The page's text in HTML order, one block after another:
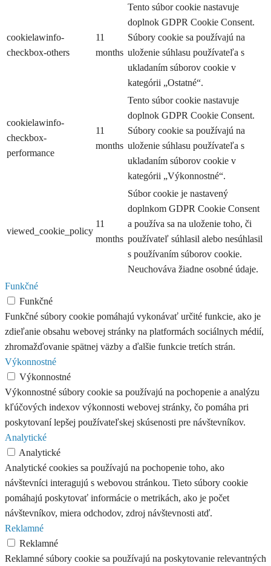
cookielawinfo-
checkbox-others
11
months
Tento súbor cookie nastavuje
doplnok GDPR Cookie Consent.
Súbory cookie sa používajú na
uloženie súhlasu používateľa s
ukladaním súborov cookie v
kategórii „Ostatné“.
cookielawinfo-
checkbox-
performance
11
months
Tento súbor cookie nastavuje
doplnok GDPR Cookie Consent.
Súbory cookie sa používajú na
uloženie súhlasu používateľa s
ukladaním súborov cookie v
kategórii „Výkonnostné“.
viewed_cookie_policy
11
months
Súbor cookie je nastavený
doplnkom GDPR Cookie Consent
a používa sa na uloženie toho, či
používateľ súhlasil alebo nesúhlasil
s používaním súborov cookie.
Neuchováva žiadne osobné údaje.
Funkčné
Funkčné
Funkčné súbory cookie pomáhajú vykonávať určité funkcie, ako je
zdieľanie obsahu webovej stránky na platformách sociálnych médií,
zhromažďovanie spätnej väzby a ďalšie funkcie tretích strán.
Výkonnostné
Výkonnostné
Výkonnostné súbory cookie sa používajú na pochopenie a analýzu
kľúčových indexov výkonnosti webovej stránky, čo pomáha pri
poskytovaní lepšej používateľskej skúsenosti pre návštevníkov.
Analytické
Analytické
Analytické cookies sa používajú na pochopenie toho, ako
návštevníci interagujú s webovou stránkou. Tieto súbory cookie
pomáhajú poskytovať informácie o metrikách, ako je počet
návštevníkov, miera odchodov, zdroj návštevnosti atď.
Reklamné
Reklamné
Reklamné súbory cookie sa používajú na poskytovanie relevantných